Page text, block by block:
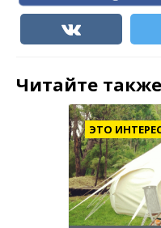
Читайте
ЭТО